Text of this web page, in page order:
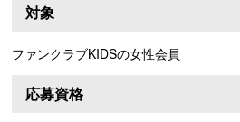
対象
ファンクラブKIDSの女性会員
応募資格